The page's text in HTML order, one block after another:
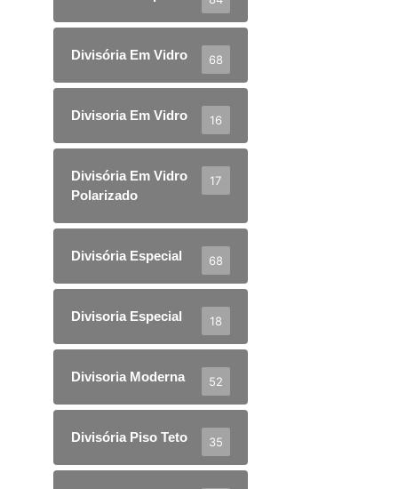
Divisória Em Vidro 68
Divisoria Em Vidro 16
Divisória Em Vidro
Polarizado
17
Divisória Especial 68
Divisoria Especial 18
Divisoria Moderna 52
Divisória Piso Teto 35